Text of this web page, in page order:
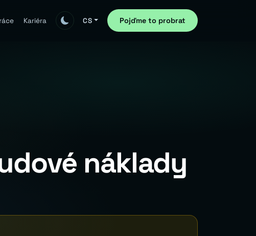
Kariéra CS Pojďme to probrat
náklady